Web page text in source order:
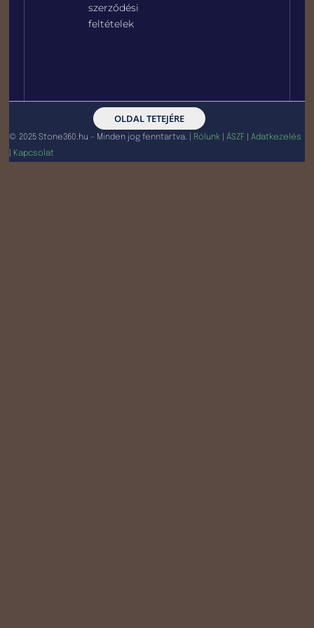
szerződési
feltételek
OLDAL TETEJÉRE
© 2025 Stone360.hu – Minden jog fenntartva. | Rólunk |ÁSZF |Adatkezelés
Kapcsolat